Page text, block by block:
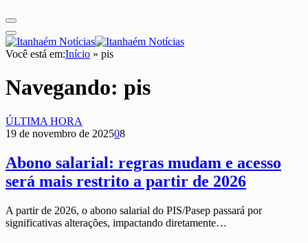
Você está em:Início » pis
Navegando: pis
ÚLTIMA HORA
19 de novembro de 202508
Abono salarial: regras mudam e acesso
será mais restrito a partir de 2026
A partir de 2026, o abono salarial do PIS/Pasep passará por
significativas alterações, impactando diretamente…